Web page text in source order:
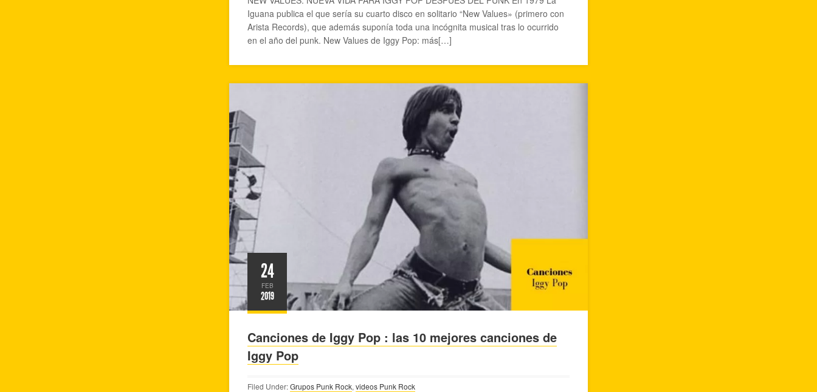
Iguana publica el que sería su cuarto disco en solitario “New Values» (primero con
Arista Records), que además suponía toda una incógnita musical tras lo ocurrido
en el año del punk. New Values de Iggy Pop: más[…]
24
FEB
2019
Canciones de Iggy Pop : las 10 mejores canciones de
Iggy Pop
Filed Under:Grupos Punk Rock, videos Punk Rock